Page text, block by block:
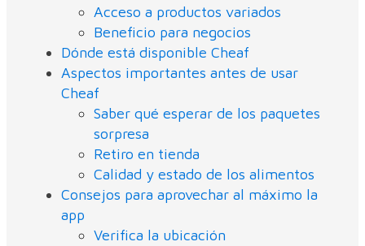
Acceso a productos variados
Beneficio para negocios
Dónde está disponible Cheaf
Aspectos importantes antes de usar
Cheaf
Saber qué esperar de los paquetes
sorpresa
Retiro en tienda
Calidad y estado de los alimentos
Consejos para aprovechar al máximo la
app
Verifica la ubicación